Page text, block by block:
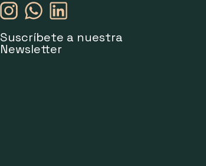
Suscríbete a nuestra
Newsletter